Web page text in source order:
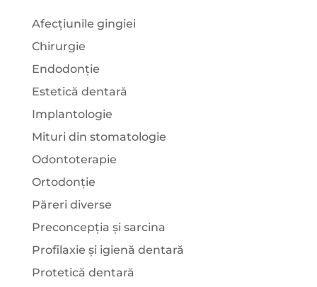
Afecțiunile gingiei
Chirurgie
Endodonție
Estetică dentară
Implantologie
Mituri din stomatologie
Odontoterapie
Ortodonție
Păreri diverse
Preconcepția și sarcina
Profilaxie și igienă dentară
Protetică dentară